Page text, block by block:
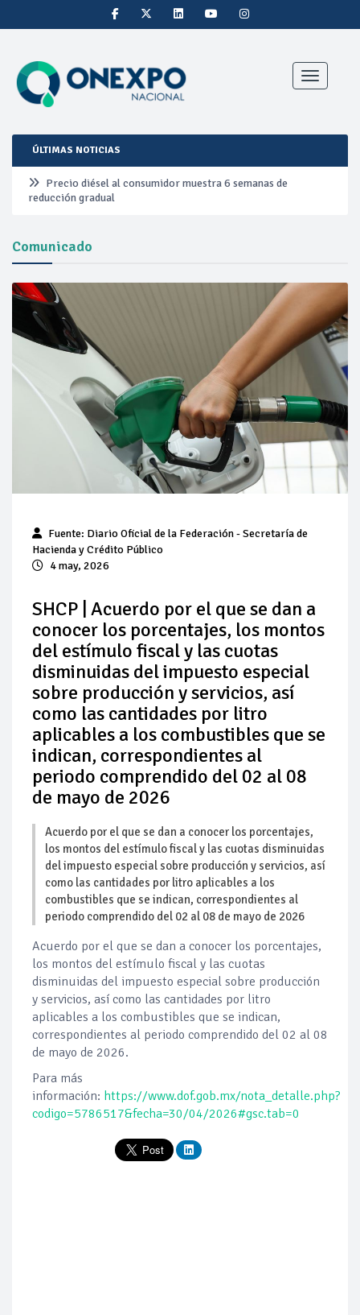
Toggle
ÚLTIMAS NOTICIAS
Precio diésel al consumidor muestra 6 semanas de
reducción gradual
Pemex ante la refinación clandestina
Petrobras duplica ganancias en segundo trimestre por
precios del petróleo y producción récord
Cautela en el mercado por conversaciones Irán-Omán
mantienen precios al alza
Pierde Pemex 71 millones de pesos al día por
"procesadoras" ilegales
Pacto dispara 83% ventas diésel Pemex
Incertidumbre regulatoria pone a prueba las inversiones de
las Estaciones de Servicio familiares
espera estabilización del mercado
Baja 5% más el precio internacional del crudo por posible
Petróleo continúa su descenso en el mercado internacional
Comunicado
Fuente: Diario Oficial de la Federación - Secretaría de
Hacienda y Crédito Público
4 may, 2026
SHCP | Acuerdo por el que se dan a
conocer los porcentajes, los montos
del estímulo fiscal y las cuotas
disminuidas del impuesto especial
sobre producción y servicios, así
como las cantidades por litro
aplicables a los combustibles que se
indican, correspondientes al
periodo comprendido del 02 al 08
de mayo de 2026
Acuerdo por el que se dan a conocer los porcentajes,
los montos del estímulo fiscal y las cuotas disminuidas
del impuesto especial sobre producción y servicios, así
como las cantidades por litro aplicables a los
combustibles que se indican, correspondientes al
periodo comprendido del 02 al 08 de mayo de 2026
Acuerdo por el que se dan a conocer los porcentajes,
los montos del estímulo fiscal y las cuotas
disminuidas del impuesto especial sobre producción
y servicios, así como las cantidades por litro
aplicables a los combustibles que se indican,
correspondientes al periodo comprendido del 02 al 08
de mayo de 2026.
Para más
información: https://www.dof.gob.mx/nota_detalle.php?
codigo=5786517&fecha=30/04/2026#gsc.tab=0